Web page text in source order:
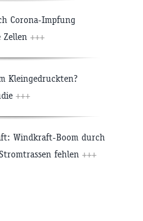
Corona-Impfung
Zellen +++
Kleingedruckten?
+++
Windkraft-Boom durch
fehlen +++